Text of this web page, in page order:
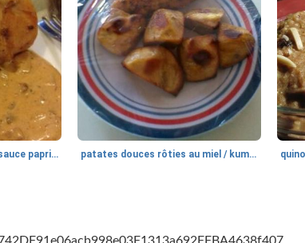
paprika huhn (poulet à la sauce paprika). patates douces rôties au miel / kumara